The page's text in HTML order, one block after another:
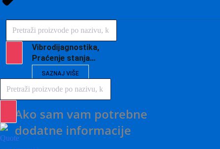
Vibrodijagnostika,
Praćenje stanja…
SAZNAJ VIŠE
Ako sam vam potrebne
dodatne informacije
Products
search
Products
search